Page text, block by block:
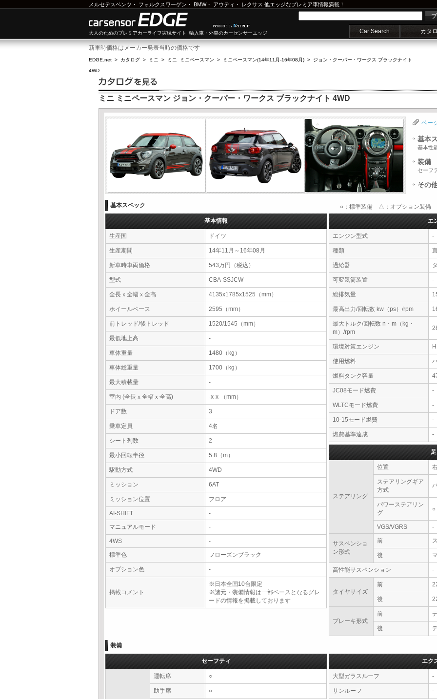
メルセデスベンツ ・ フォルクスワーゲン ・ BMW・ アウディ ・ レクサス 他エッジなプレミア車情報満載！
大人のためのプレミアカーライフ実現サイト 輸入車・外車のカーセンサーエッジ Car Search カタ
新車時価格はメーカー発表当時の価格です
EDGE.net > カタログ > ミニ > ミニ ミニペースマン > ミニペースマン(14年11月-16年08月) > ジョン・クーパー・ワークス ブラックナイト
4WD
ミニ ミニペースマン ジョン・クーパー・ワークス ブラックナイト 4WD
ペー
基本
基本性
装備
セーフ
その
基本スペック ○：標準装備 △：オプション装備 -
基本情報
生産国 ドイツ
生産期間 14年11月～16年08月
新車時車両価格 543万円（税込）
型式 CBA-SSJCW
全長ｘ全幅ｘ全高 4135x1785x1525（mm）
ホイールベース 2595（mm）
前トレッド/後トレッド 1520/1545（mm）
最低地上高 -
車体重量 1480（kg）
車体総重量 1700（kg）
最大積載量 -
室内 (全長ｘ全幅ｘ全高) -x-x-（mm）
ドア数 3
乗車定員 4名
シート列数 2
最小回転半径 5.8（m）
駆動方式 4WD
ミッション 6AT
ミッション位置 フロア
AI-SHIFT
-
マニュアルモード
-
4WS
-
標準色
フローズンブラック
オプション色 -
掲載コメント
※日本全国10台限定
※諸元・装備情報は一部ベースとなるグレ
ードの情報を掲載しております
エ
エンジン型式 -
種類
過給器
可変気筒装置 -
総排気量
最高出力/回転数 kw（ps）/rpm
最大トルク/回転数 n・m（kg・
m）/rpm
環境対策エンジン
使用燃料
燃料タンク容量
JC08モード燃費 -
WLTCモード燃費 -
10-15モード燃費 -
燃費基準達成 -
ステアリング
位置
ステアリングギア
方式
パワーステアリン
グ
○
VGS/VGRS -
サスペンショ
ン形式
前
後
高性能サスペンション -
タイヤサイズ
前
後
ブレーキ形式
前
後
装備
セーフティ
運転席 ○
助手席 ○
エク
大型ガラスルーフ -
サンルーフ -